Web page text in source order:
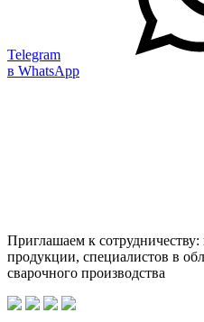
Telegram
в WhatsApp
Приглашаем к
продукции, специалистов в
сварочного производства